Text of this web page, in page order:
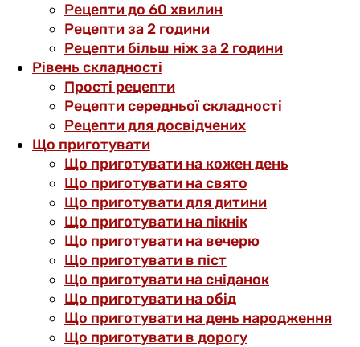
Рецепти до 60 хвилин
Рецепти за 2 години
Рецепти більш ніж за 2 години
Рівень складності
Прості рецепти
Рецепти середньої складності
Рецепти для досвідчених
Що приготувати
Що приготувати на кожен день
Що приготувати на свято
Що приготувати для дитини
Що приготувати на пікнік
Що приготувати на вечерю
Що приготувати в піст
Що приготувати на сніданок
Що приготувати на обід
Що приготувати на день народження
Що приготувати в дорогу